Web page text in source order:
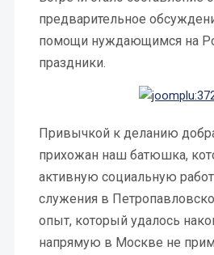
предварительное
помощи нуждающимся на
праздники.
Привычкой к деланию
прихожан наш батюшка,
активную социальную
служения в
опыт, который удалось
напрямую в Москве не